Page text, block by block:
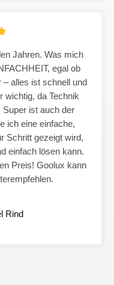
B
w
e
r
t
e
m
i
t
5
o
Jahren. Was mich
egal ob
– alles ist schnell und
wichtig, da Technik
Super ist auch der
ich eine einfache,
Schritt gezeigt wird,
einfach lösen kann.
Preis! Goolux kann
Rind